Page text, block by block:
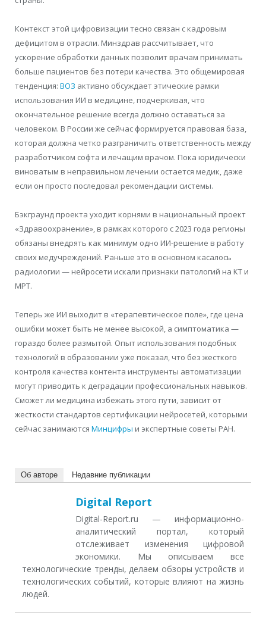
Контекст этой цифровизации тесно связан с кадровым
дефицитом в отрасли. Минздрав рассчитывает, что
ускорение обработки данных позволит врачам принимать
больше пациентов без потери качества. Это общемировая
тенденция: ВОЗ активно обсуждает этические рамки
использования ИИ в медицине, подчеркивая, что
окончательное решение всегда должно оставаться за
человеком. В России же сейчас формируется правовая база,
которая должна четко разграничить ответственность между
разработчиком софта и лечащим врачом. Пока юридически
виноватым в неправильном лечении остается медик, даже
если он просто последовал рекомендации системы.
Бэкграунд проекта уходит корнями в национальный проект
«Здравоохранение», в рамках которого с 2023 года регионы
обязаны внедрять как минимум одно ИИ-решение в работу
своих медучреждений. Раньше это в основном касалось
радиологии — нейросети искали признаки патологий на КТ и
МРТ.
Теперь же ИИ выходит в «терапевтическое поле», где цена
ошибки может быть не менее высокой, а симптоматика —
гораздо более размытой. Опыт использования подобных
технологий в образовании уже показал, что без жесткого
контроля качества контента инструменты автоматизации
могут приводить к деградации профессиональных навыков.
Сможет ли медицина избежать этого пути, зависит от
жесткости стандартов сертификации нейросетей, которыми
сейчас занимаются Минцифры и экспертные советы РАН.
Об авторе Недавние публикации
Digital Report
Digital-Report.ru — информационно-
аналитический портал, который
отслеживает изменения цифровой
экономики. Мы описываем все
технологические тренды, делаем обзоры устройств и
технологических событий, которые влияют на жизнь
людей.